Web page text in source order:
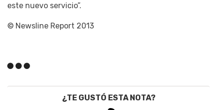
este nuevo servicio”.
© Newsline Report 2013
¿TE GUSTÓ ESTA NOTA?